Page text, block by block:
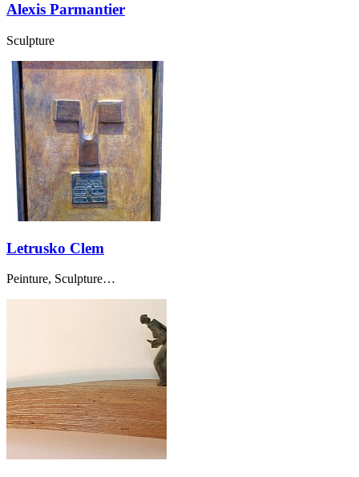
Alexis Parmantier
Sculpture
Letrusko Clem
Peinture, Sculpture…